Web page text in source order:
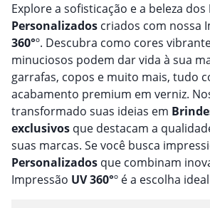
Explore a sofisticação e a beleza dos
Personalizados criados com nossa
360°º. Descubra como cores
minuciosos podem dar vida à sua
garrafas, copos e muito mais, tudo
acabamento premium em verniz.
transformado suas ideias em
exclusivos que destacam a
suas marcas. Se você busca
Personalizados que combinam
Impressão UV 360°º é a escolha